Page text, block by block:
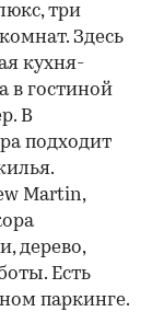
три
Здесь
кухня-
в гостиной
В
подходит
Martin,
дерево,
Есть
паркинге.